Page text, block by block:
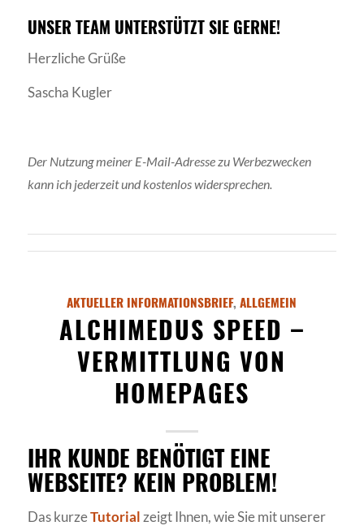
UNSER TEAM UNTERSTÜTZT SIE GERNE!
Herzliche Grüße
Sascha Kugler
Der Nutzung meiner E-Mail-Adresse zu Werbezwecken
kann ich jederzeit und kostenlos widersprechen.
AKTUELLER INFORMATIONSBRIEF,ALLGEMEIN
ALCHIMEDUS SPEED –
VERMITTLUNG VON
HOMEPAGES
IHR KUNDE BENÖTIGT EINE
WEBSEITE? KEIN PROBLEM!
Das kurzeTutorial zeigt Ihnen, wie Sie mit unserer